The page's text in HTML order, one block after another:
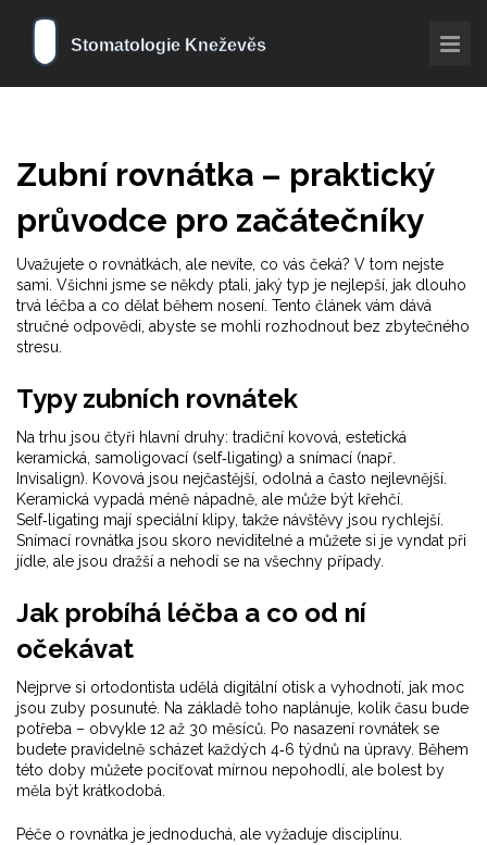
Zubní rovnátka – praktický
průvodce pro začátečníky
Uvažujete o rovnátkách, ale nevíte, co vás čeká? V tom nejste
sami. Všichni jsme se někdy ptali, jaký typ je nejlepší, jak dlouho
trvá léčba a co dělat během nosení. Tento článek vám dává
stručné odpovědi, abyste se mohli rozhodnout bez zbytečného
stresu.
Typy zubních rovnátek
Na trhu jsou čtyři hlavní druhy: tradiční kovová, estetická
keramická, samoligovací (self‑ligating) a snímací (např.
Invisalign). Kovová jsou nejčastější, odolná a často nejlevnější.
Keramická vypadá méně nápadně, ale může být křehčí.
Self‑ligating mají speciální klipy, takže návštěvy jsou rychlejší.
Snímací rovnátka jsou skoro neviditelné a můžete si je vyndat při
jídle, ale jsou dražší a nehodí se na všechny případy.
Jak probíhá léčba a co od ní
očekávat
Nejprve si ortodontista udělá digitální otisk a vyhodnotí, jak moc
jsou zuby posunuté. Na základě toho naplánuje, kolik času bude
potřeba – obvykle 12 až 30 měsíců. Po nasazení rovnátek se
budete pravidelně scházet každých 4‑6 týdnů na úpravy. Během
této doby můžete pociťovat mírnou nepohodlí, ale bolest by
měla být krátkodobá.
Péče o rovnátka je jednoduchá, ale vyžaduje disciplínu.